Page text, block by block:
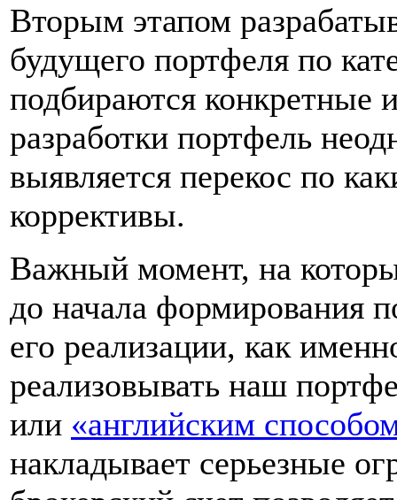
Вторым этапом
будущего портфеля по
подбираются конкретные
разработки портфель
выявляется перекос по
коррективы.
Важный момент, на
до начала формирования
его реализации, как
реализовывать наш
или «английским
накладывает серьезные